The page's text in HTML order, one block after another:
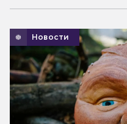
Новости